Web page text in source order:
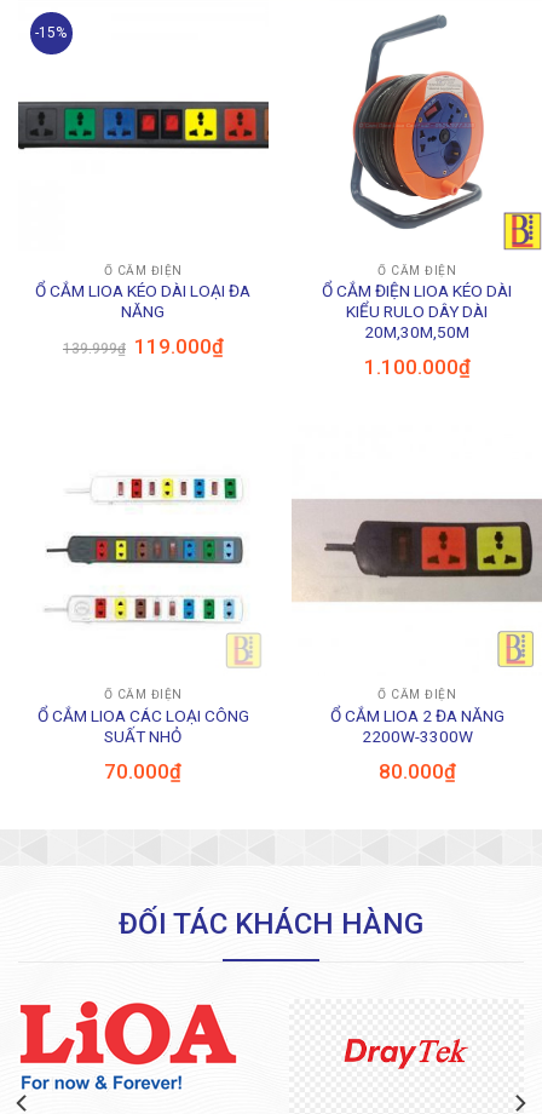
-15%
Ổ CẮM ĐIỆN
Ổ CẮM LIOA KÉO DÀI LOẠI ĐA
NĂNG
139.999₫ Giá
gốc
119.000₫Giá
hiện
Ổ CẮM ĐIỆN
Ổ CẮM ĐIỆN LIOA KÉO DÀI
KIỂU RULO DÂY DÀI
20M,30M,50M
1.100.000₫
Ổ CẮM ĐIỆN
Ổ CẮM LIOA CÁC LOẠI CÔNG
SUẤT NHỎ
70.000₫
Ổ CẮM ĐIỆN
Ổ CẮM LIOA 2 ĐA NĂNG
2200W-3300W
80.000₫
ĐỐI TÁC KHÁCH HÀNG